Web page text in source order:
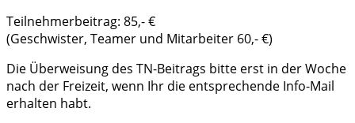
Teilnehmerbeitrag: 85,- €
(Geschwister, Teamer und Mitarbeiter 60,- €)
Die Überweisung des TN-Beitrags bitte erst in der Woche
nach der Freizeit, wenn Ihr die entsprechende Info-Mail
erhalten habt.